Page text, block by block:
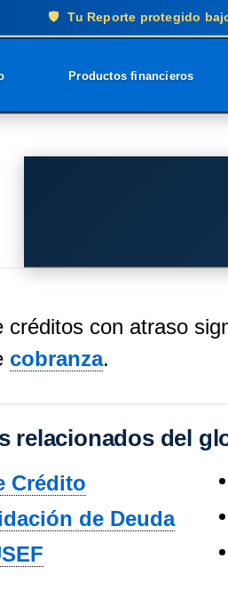
🛡️ Tu Reporte protegido bajo
Productos financieros
créditos con atraso
cobranza.
relacionados del
Crédito
de Deuda